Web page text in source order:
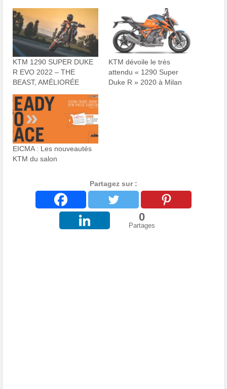
KTM 1290 SUPER DUKE
R EVO 2022 – THE
BEAST, AMÉLIORÉE
KTM dévoile le très
attendu « 1290 Super
Duke R » 2020 à Milan
EICMA : Les nouveautés
KTM du salon
Partagez sur :
0
Partages